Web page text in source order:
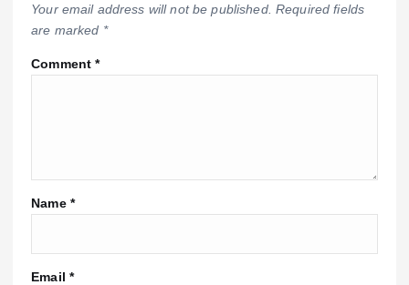
Your email address will not be published. Required fields
are marked *
Comment*
Name *
Email *